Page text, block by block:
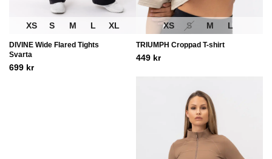
XS S M L XL
DIVINE Wide Flared Tights
Svarta
699 kr
XS S M L
TRIUMPH Croppad T-shirt
449 kr